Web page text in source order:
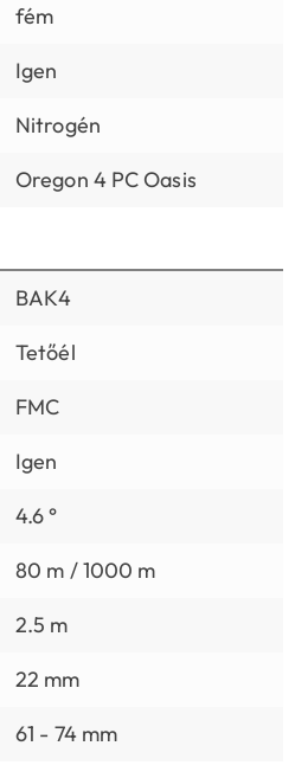
fém
Igen
Nitrogén
Oregon 4 PC Oasis
BAK4
Tetőél
FMC
Igen
4.6 °
80 m / 1000 m
2.5 m
22 mm
61 - 74 mm